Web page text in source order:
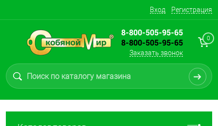
Вход Регистрация
8-800-505-95-65
8-800-505-95-65
Заказать звонок
0